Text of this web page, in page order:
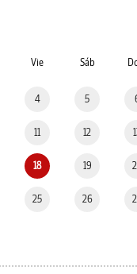
Vie Sáb
4 5
11 12
18 19
25 26